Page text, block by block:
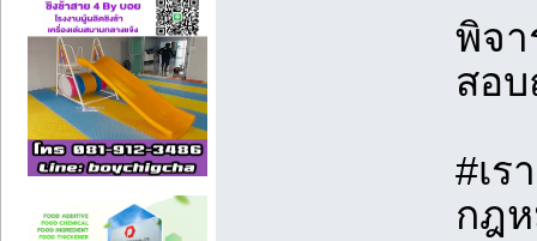
พิจา
สอ
#เร
กฎ